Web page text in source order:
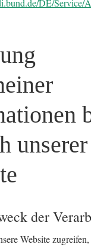
DE/Service/
unserer
der
Website